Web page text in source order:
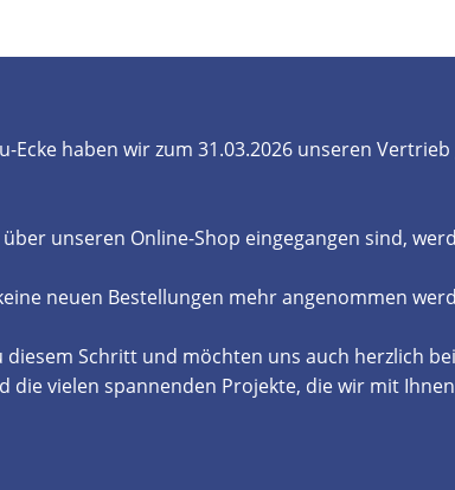
Ecke haben wir zum 31.03.2026 unseren
unseren Online-Shop eingegangen sind,
neuen Bestellungen mehr angenommen
Schritt und möchten uns auch herzlich
die vielen spannenden Projekte, die wir mit